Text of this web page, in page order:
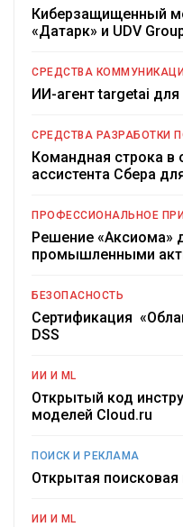
Киберзащищенный
«Датарк» и UDV
СРЕДСТВА
ИИ-агент targetai для
СРЕДСТВА РАЗРАБОТКИ
Командная строка в
ассистента Сбера
ПРОФЕССИОНАЛЬНОЕ
Решение «Аксиома»
промышленными
БЕЗОПАСНОСТЬ
Сертификация
DSS
ИИ И ML
Открытый код
моделей Cloud.ru
ПОИСК И РЕКЛАМА
Открытая
ИИ И ML